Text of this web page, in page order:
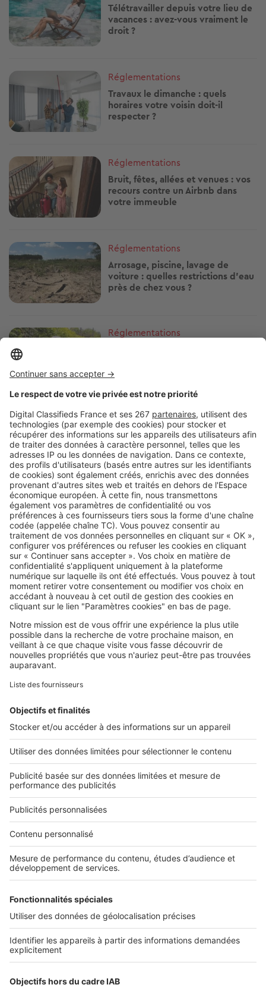
Télétravailler depuis votre lieu de
vacances : avez-vous vraiment le
droit ?
Image
Réglementations
Travaux le dimanche : quels
horaires votre voisin doit-il
respecter ?
Image
Réglementations
Bruit, fêtes, allées et venues : vos
recours contre un Airbnb dans
votre immeuble
Image
Réglementations
Arrosage, piscine, lavage de
voiture : quelles restrictions d'eau
près de chez vous ?
Image
Réglementations
bien des problèmes avec le
SeLoger c'est aussi
Retrouvez-nous sur ...
L'ENTREPRISE
Nous contacter
Nous recrutons
NOS APPLICATIONS
Découvrez nos applications
Tous nos services pro
Accès client
À DÉCOUVRIR
Annuaire des professionnels
Tout l'immobilier